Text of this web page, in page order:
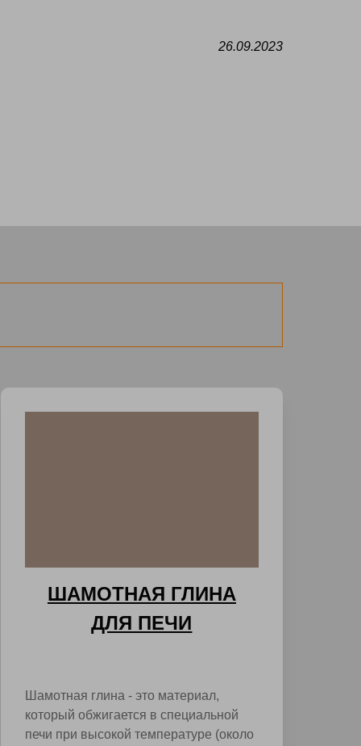
26.09.2023
ШАМОТНАЯ ГЛИНА
ДЛЯ ПЕЧИ
Шамотная глина - это материал,
который обжигается в специальной
печи при высокой температуре (около